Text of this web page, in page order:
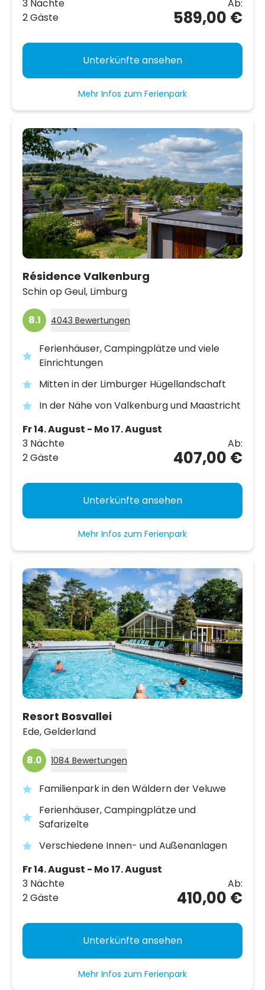
3 Nächte
2 Gäste
Ab:
589,00 €
Unterkünfte ansehen
Mehr Infos zum Ferienpark
Résidence Valkenburg
Schin op Geul, Limburg
8.1 4043 Bewertungen
Ferienhäuser, Campingplätze und viele
Einrichtungen
Mitten in der Limburger Hügellandschaft
In der Nähe von Valkenburg und Maastricht
Fr 14. August - Mo 17. August
3 Nächte
2 Gäste
Ab:
407,00 €
Unterkünfte ansehen
Mehr Infos zum Ferienpark
Resort Bosvallei
Ede,Gelderland
8.0 1084 Bewertungen
Familienpark in den Wäldern der Veluwe
Ferienhäuser, Campingplätze und
Safarizelte
Verschiedene Innen- und Außenanlagen
Fr 14. August - Mo 17. August
3 Nächte
2 Gäste
Ab:
410,00 €
Unterkünfte ansehen
Mehr Infos zum Ferienpark